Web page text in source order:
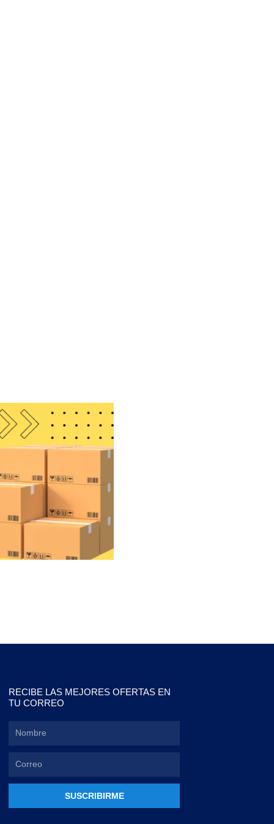
RECIBE LAS MEJORES OFERTAS EN
TU CORREO
SUSCRIBIRME